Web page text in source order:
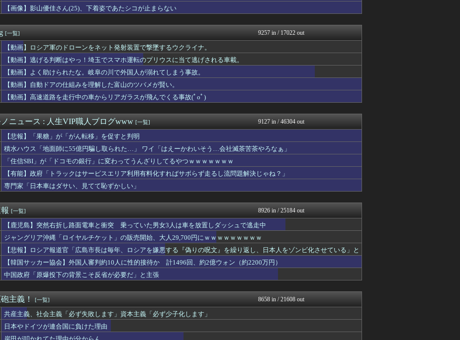
のバイト事情、ヤバすぎる「この後辞めた」
500万の風俗嬢を助けた結果ｗｗｗｗｗｗｗｗｗｗwwww
バズッター速報
「あかん、カツ丼が美味しすぎる……せや！」
りぷらい速報
ンボー池田、女子アナと結婚ｗｗｗｗｗｗｗｗｗ
なんJ PRIDE
ぱ松蔭寺さん「みんな右とか左とか拘りすぎ。思想関係なく応援しようよ...
ルJSりりぴ(12)、近影ｗｗｗｗｗｗｗｗｗｗ
敬斗の移籍はまたしても一筋縄ではいかず？スタッド・ランス会長が残留...
【サッカー まとめ】サカラ...
「なんかプール入ってたら学生にめっちゃ見られたw」
じわ速 芸能ニュースまとめ
受け入れ派のパヨおばさん、自分の家に来られたら全力で拒否るｗｗｗｗ...
Hammer：ダウンロード・フェスティバル史上最高の13の...
いまだに勝ちパの中継ぎクローザーの序列を決め切れない
阪神タイガースちゃんねる
のライオンさん、溶ける
アナ速‐女子アナ画像速報
内の未実装の城でネームバリューあるところって何か残ってるのかな？
城プロRE速報 -城プロR...
ん、クリトリスの触り方を実演してしまうwwww
まとめCUP
ポケ、1年で月間アクティブユーザー数が1600万人減少
スターエナジーが安いぞ(´・ω・｀)
理想ちゃんねる
コバがコロナの特殊すぎる後遺症に苦しんでいる模様…お前らの周りにも...
NEWSまとめもりー｜2c...
ゃないけど凶暴な動物「カバ」「アフリカゾウ」「バッファロー」「コー...
哲学ニュースnwk
那に内緒で『男と遊んでいたら』バレた結果・・・
浮気ちゃんねる
を入れてきたから歯と口でブロック」元ジャンポケ斉藤さんの不同意性交...
朝「れいわ、新党移行に伴い旧グッズ半額セール開催。でも『秘書給与疑...
正義の見方
れてたバストが上がった！」「今が一番バスト大きい！」 下着姿を公開... mashlife通信
【画像】影山優佳さん(25)、下着姿であたシコが止まらない
[一覧] 9257 in / 17022 out
【動画】ロシア軍のドローンをネット発射装置で撃墜するウクライナ。
【動画】逃げる判断はやっ！埼玉でスマホ運転のプリウスに当て逃げされる車載。
【動画】よく助けられたな。岐阜の川で外国人が溺れてしまう事故。
【動画】自動ドアの仕組みを理解した富山のツバメが賢い。
【動画】高速道路を走行中の車からリアガラスが飛んでくる事故(ﾟoﾟ)
ニュース : 人生VIP職人ブログwww [一覧] 9127 in / 46304 out
【悲報】「果糖」が「がん転移」を促すと判明
積水ハウス「地面師に55億円騙し取られた…」 ワイ「はえーかわいそう…会社滅茶苦茶やろなぁ」
「住信SBI」が「ドコモの銀行」に変わってうんざりしてるやつｗｗｗｗｗｗｗ
【有能】政府「トラックはサービスエリア利用有料化すればサボらず走るし流問題解決じゃね？」
専門家「日本車はダサい、見てて恥ずかしい」
[一覧] 8926 in / 25184 out
【鹿児島】突然右折し路面電車と衝突 乗っていた男女3人は車を放置しダッシュで逃走中
ジャングリア沖縄「ロイヤルチケット」の販売開始、大人29,700円にｗｗｗｗｗｗｗｗｗ
【悲報】ロシア報道官「広島市長は毎年、ロシアを嫌悪する『偽りの呪文』を繰り返し、日本人をゾンビ化させている」と
主張
【韓国サッカー協会】外国人審判約10人に性的接待か 計1496回、約2億ウォン（約2200万円）
中国政府「原爆投下の背景こそ反省が必要だ」と主張
主義！ [一覧] 8658 in / 21608 out
共産主義、社会主義「必ず失敗します」資本主義「必ず少子化します」
日本やドイツが連合国に負けた理由